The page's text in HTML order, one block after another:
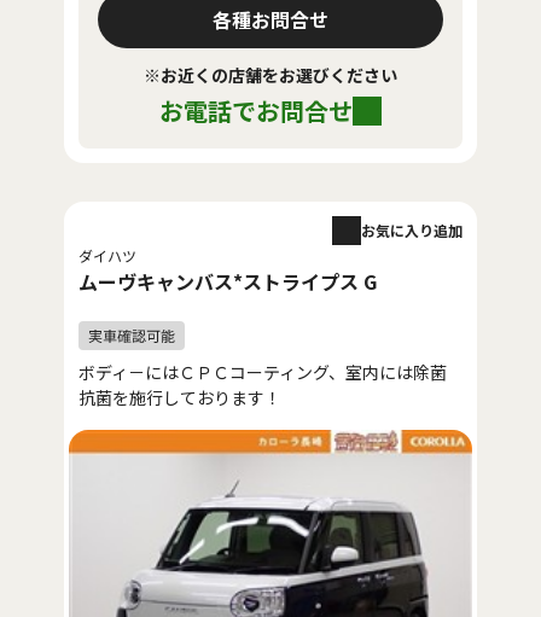
各種お問合せ
※お近くの店舗をお選びください
お電話でお問合せ
ダイハツ
ムーヴキャンバス*ストライプス G
お気に入り追加
ボディ－にはＣＰＣコーティング、室内には除菌
抗菌を施行しております！